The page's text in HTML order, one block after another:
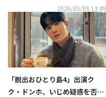
否定…深刻な被害訴え“加害者
のレッテル貼られた”
2026/05/09 13:49
「脱出おひとり島4」出演ク
ク・ドンホ、いじめ疑惑を否定